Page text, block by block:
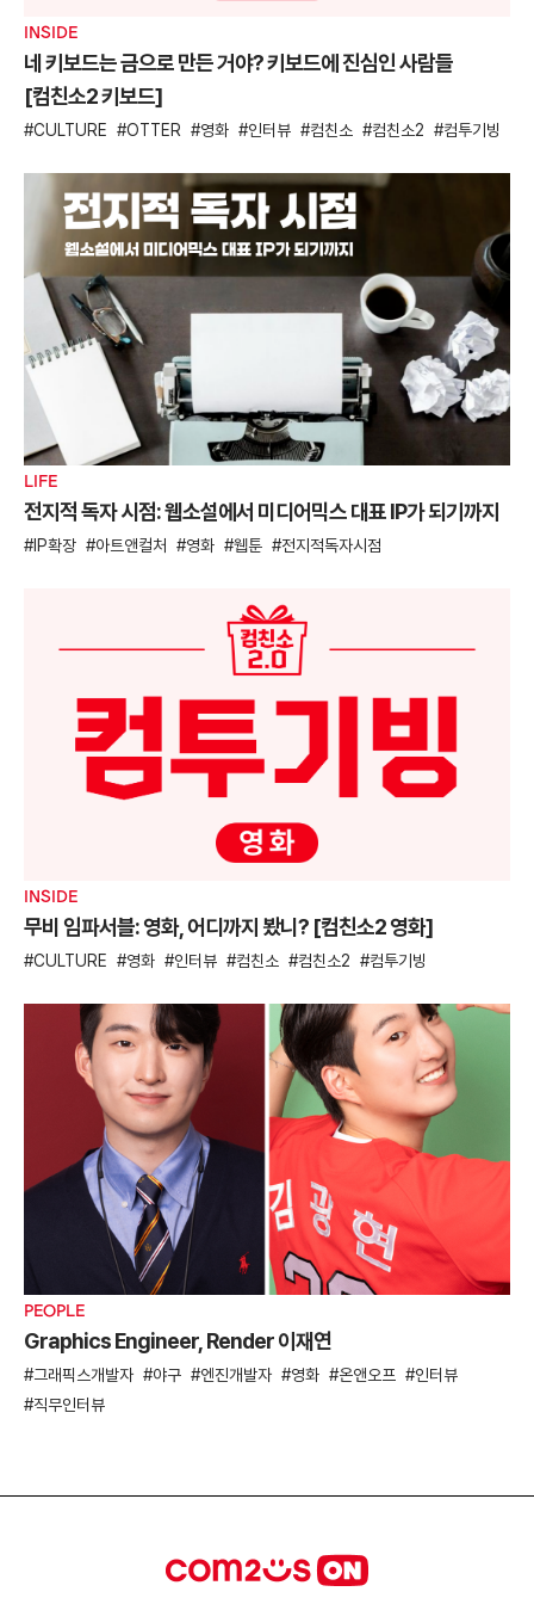
INSIDE
네 키보드는 금으로 만든 거야? 키보드에 진심인 사람들
[컴친소2 키보드]
CULTURE OTTER 영화 인터뷰 컴친소 컴친소2 컴투기빙
LIFE
전지적 독자 시점: 웹소설에서 미디어믹스 대표 IP가 되기까지
IP확장 아트앤컬처 영화 웹툰 전지적독자시점
INSIDE
무비 임파서블: 영화, 어디까지 봤니? [컴친소2 영화]
CULTURE 영화 인터뷰 컴친소 컴친소2 컴투기빙
PEOPLE
Graphics Engineer, Render 이재연
그래픽스개발자 야구 엔진개발자 영화 온앤오프
인터뷰
직무인터뷰